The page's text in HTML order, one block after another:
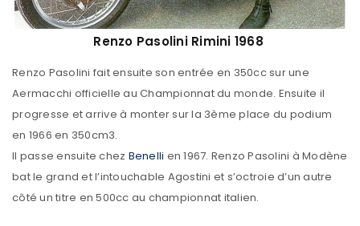
Renzo Pasolini Rimini 1968
Renzo Pasolini fait ensuite son entrée en 350cc sur une
Aermacchi officielle au Championnat du monde. Ensuite il
progresse et arrive à monter sur la 3ème place du podium
en 1966 en 350cm3.
Il passe ensuite chez Benelli en 1967. Renzo Pasolini à Modène
bat le grand et l’intouchable Agostini et s’octroie d’un autre
côté un titre en 500cc au championnat italien.